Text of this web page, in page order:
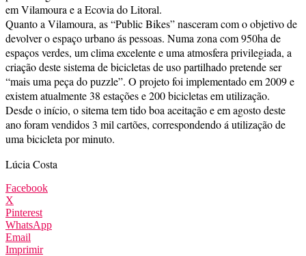
em Vilamoura e a Ecovia do Litoral.
Quanto a Vilamoura, as “Public Bikes” nasceram com o objetivo de
devolver o espaço urbano ás pessoas. Numa zona com 950ha de
espaços verdes, um clima excelente e uma atmosfera privilegiada, a
criação deste sistema de bicicletas de uso partilhado pretende ser
“mais uma peça do puzzle”. O projeto foi implementado em 2009 e
existem atualmente 38 estações e 200 bicicletas em utilização.
Desde o início, o sitema tem tido boa aceitação e em agosto deste
ano foram vendidos 3 mil cartões, correspondendo á utilização de
uma bicicleta por minuto.
Lúcia Costa
Facebook
X
Pinterest
WhatsApp
Email
Imprimir